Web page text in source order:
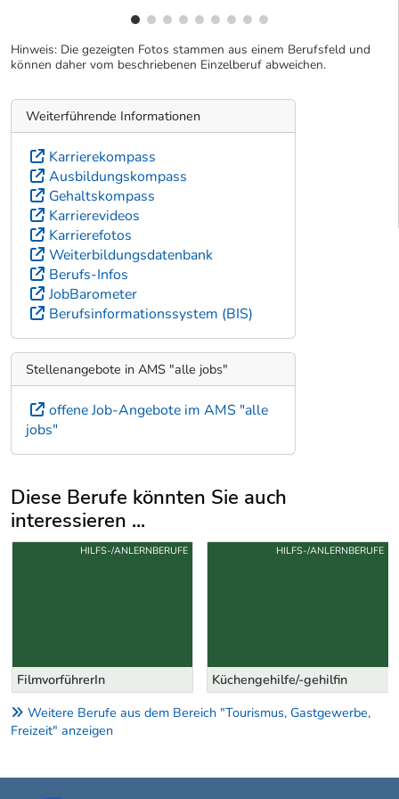
Hinweis: Die gezeigten Fotos stammen aus einem Berufsfeld und
können daher vom beschriebenen Einzelberuf abweichen.
Weiterführende Informationen
Karrierekompass
Ausbildungskompass
Gehaltskompass
Karrierevideos
Karrierefotos
Weiterbildungsdatenbank
Berufs-Infos
JobBarometer
Berufsinformationssystem (BIS)
Stellenangebote in AMS "alle jobs"
offene Job-Angebote im AMS "alle
jobs"
Diese Berufe könnten Sie auch
interessieren ...
Uber weitere Berufsvorschläge
FilmvorführerIn
HILFS-/ANLERNBERUFE
Küchengehilfe/-gehilfin
HILFS-/ANLERNBERUFE
Weitere Berufe aus dem Bereich "Tourismus, Gastgewerbe,
Freizeit" anzeigen